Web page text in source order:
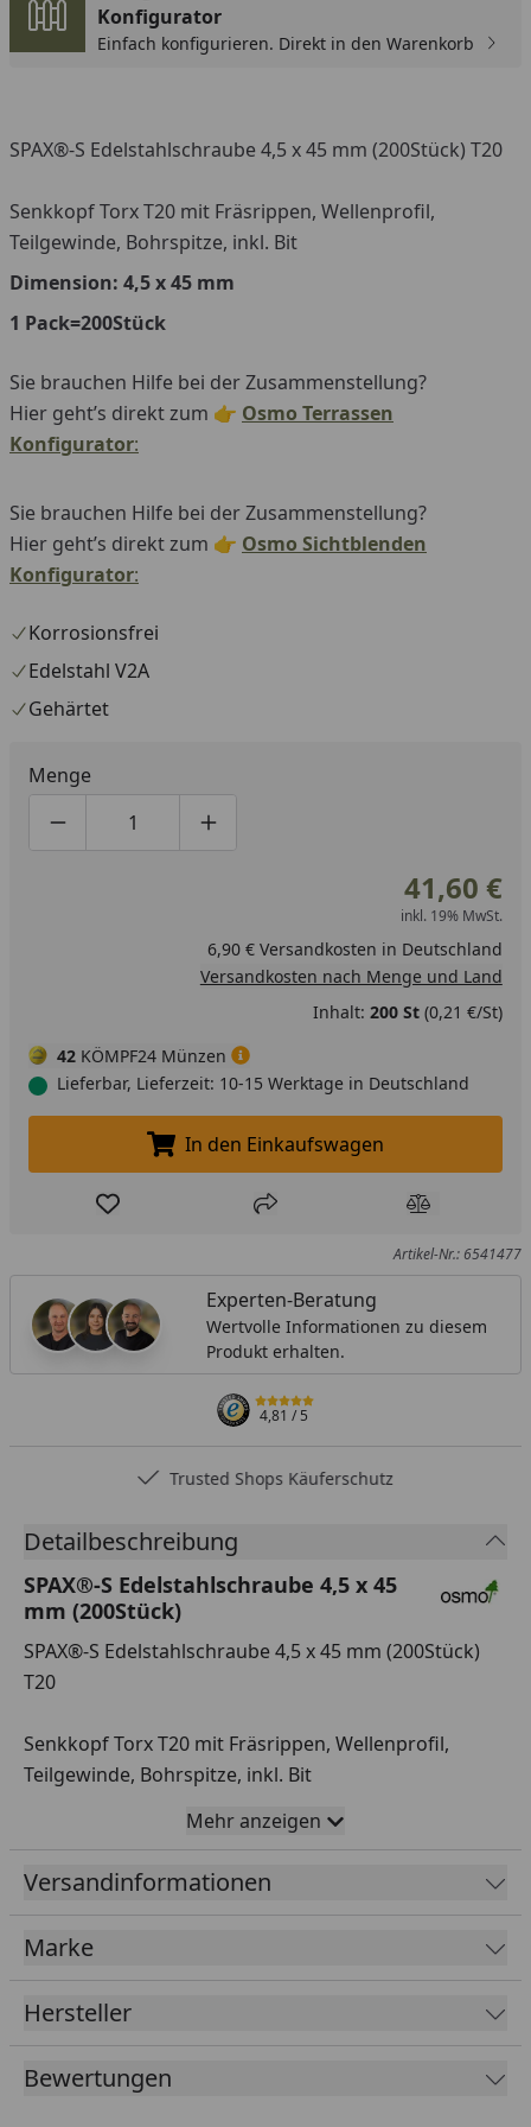
Konfigurator
Einfach konfigurieren. Direkt in den Warenkorb
SPAX®-S Edelstahlschraube 4,5 x 45 mm (200Stück) T20
Senkkopf Torx T20 mit Fräsrippen, Wellenprofil,
Teilgewinde, Bohrspitze, inkl. Bit
Dimension: 4,5 x 45 mm
1 Pack=200Stück
Sie brauchen Hilfe bei der Zusammenstellung?
Hier geht’s direkt zum 👉 Osmo Terrassen
Konfigurator:
Sie brauchen Hilfe bei der Zusammenstellung?
Hier geht’s direkt zum 👉 Osmo Sichtblenden
Konfigurator:
Korrosionsfrei
Edelstahl V2A
Gehärtet
Menge
Produktmenge um eins verringern
Produktmenge manuell eingeben
Produktmenge um eins erhöhen
41,60 €
inkl. 19% MwSt.
6,90 € Versandkosten in Deutschland
Versandkosten nach Menge und Land
Inhalt: 200 St(0,21 €/St)
42 KÖMPF24 Münzen
Lieferbar, Lieferzeit: 10-15 Werktage in Deutschland
In den Einkaufswagen legen
In den Einkaufswagen
Produkt zur Wunschliste hinzufügen
Teilen Produkt
Artikel-Nr.: 6541477
Experten-Beratung
Wertvolle Informationen zu diesem
Produkt erhalten.
4,81/ 5
Trusted Shops Käuferschutz
Detailbeschreibung
SPAX®-S Edelstahlschraube 4,5 x 45
mm (200Stück)
SPAX®-S Edelstahlschraube 4,5 x 45 mm (200Stück)
T20
Senkkopf Torx T20 mit Fräsrippen, Wellenprofil,
Teilgewinde, Bohrspitze, inkl. Bit
Dimension: 4,5 x 45 mm
1 Pack=200Stück
Mehr anzeigen
Versandinformationen
Marke
Hersteller
Bewertungen